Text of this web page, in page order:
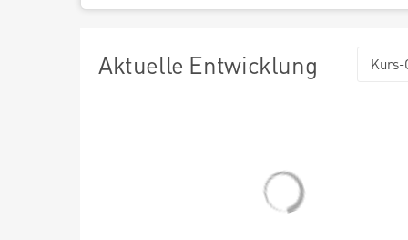
Aktuelle Entwicklung Kurs-